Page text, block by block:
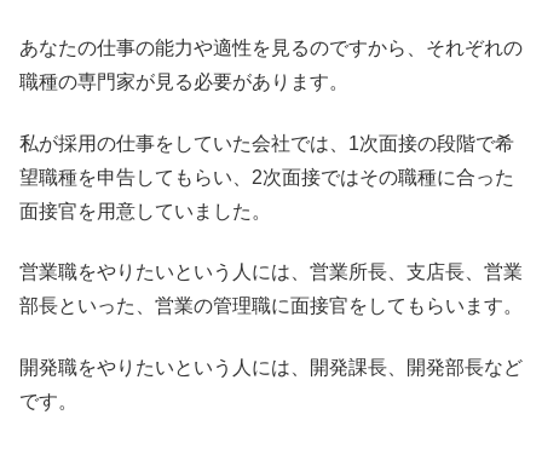
あなたの仕事の能力や適性を見るのですから、それぞれの
職種の専門家が見る必要があります。
私が採用の仕事をしていた会社では、1次面接の段階で希
望職種を申告してもらい、2次面接ではその職種に合った
面接官を用意していました。
営業職をやりたいという人には、営業所長、支店長、営業
部長といった、営業の管理職に面接官をしてもらいます。
開発職をやりたいという人には、開発課長、開発部長など
です。